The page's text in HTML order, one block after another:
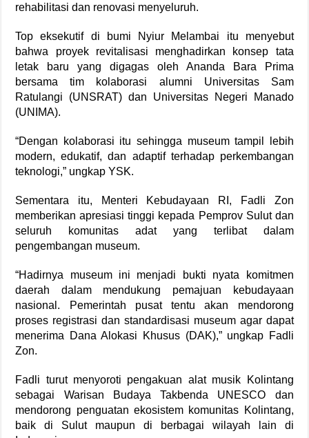
rehabilitasi dan renovasi menyeluruh.
Top eksekutif di bumi Nyiur Melambai itu menyebut
bahwa proyek revitalisasi menghadirkan konsep tata
letak baru yang digagas oleh Ananda Bara Prima
bersama tim kolaborasi alumni Universitas Sam
Ratulangi (UNSRAT) dan Universitas Negeri Manado
(UNIMA).
“Dengan kolaborasi itu sehingga museum tampil lebih
modern, edukatif, dan adaptif terhadap perkembangan
teknologi,” ungkap YSK.
Sementara itu, Menteri Kebudayaan RI, Fadli Zon
memberikan apresiasi tinggi kepada Pemprov Sulut dan
seluruh komunitas adat yang terlibat dalam
pengembangan museum.
“Hadirnya museum ini menjadi bukti nyata komitmen
daerah dalam mendukung pemajuan kebudayaan
nasional. Pemerintah pusat tentu akan mendorong
proses registrasi dan standardisasi museum agar dapat
menerima Dana Alokasi Khusus (DAK),” ungkap Fadli
Zon.
Fadli turut menyoroti pengakuan alat musik Kolintang
sebagai Warisan Budaya Takbenda UNESCO dan
mendorong penguatan ekosistem komunitas Kolintang,
baik di Sulut maupun di berbagai wilayah lain di